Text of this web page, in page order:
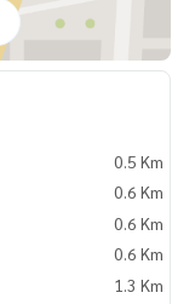
นราธิวาส
นต์
นต์
0.5 Km
0.6 Km
0.6 Km
0.6 Km
1.3 Km